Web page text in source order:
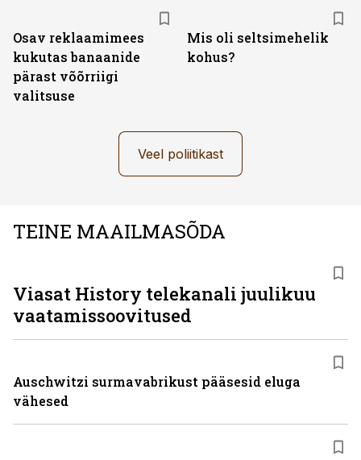
Osav reklaamimees
kukutas banaanide
pärast võõrriigi
valitsuse
Mis oli seltsimehelik
kohus?
Veel poliitikast
TEINE MAAILMASÕDA
Viasat History telekanali juulikuu
vaatamissoovitused
Auschwitzi surmavabrikust pääsesid eluga
vähesed